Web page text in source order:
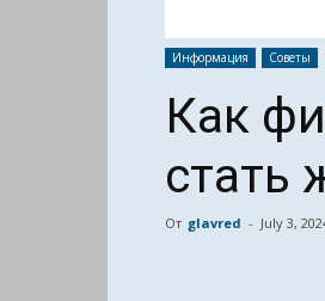
Информация Советы
Как
стать
От glavred - July 3,